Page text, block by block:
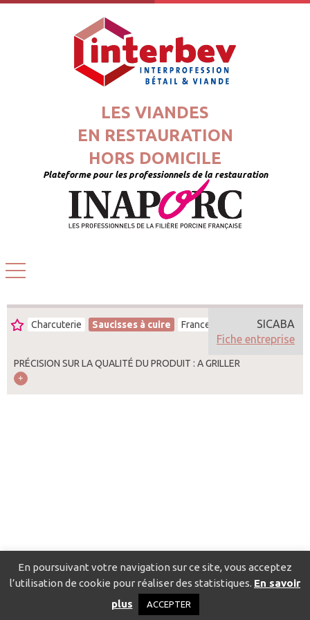
LES VIANDES
EN RESTAURATION
HORS DOMICILE
Plateforme pour les professionnels de la restauration
Charcuterie Saucisses à cuire France
PRÉCISION SUR LA QUALITÉ DU PRODUIT : A GRILLER
SICABA
Fiche entreprise
Catalogue pour localiser les fournisseurs
Politique de confidentialité
En poursuivant votre navigation sur ce site, vous acceptez
l’utilisation de cookie pour réaliser des statistiques. En savoir
plus
ACCEPTER